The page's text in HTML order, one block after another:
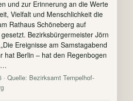
und zur Erinnerung an die Werte
Vielfalt und Menschlichkeit die
Rathaus Schöneberg auf
Bezirksbürgermeister Jörn
Ereignisse am Samstagabend
hat Berlin – hat den Regenbogen
· Quelle: Bezirksamt Tempelhof-